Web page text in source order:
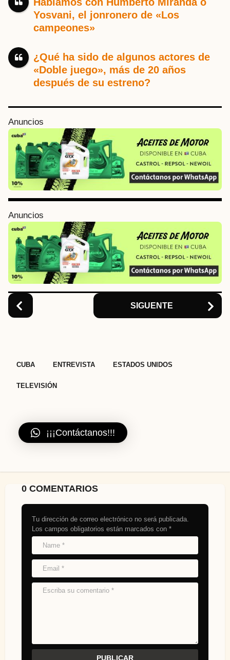
Yosvani, el jonronero de «Los
campeones»
¿Qué ha sido de algunos actores de
«Doble juego», más de 20 años
después de su estreno?
Anuncios
Anuncios
P
o
s
P
a
g
i
n
a
o
n
SIGUENTE
CUBA ENTREVISTA ESTADOS UNIDOS
TELEVISIÓN
¡¡¡Contáctanos!!!
0 COMENTARIOS
Tu dirección de correo electrónico no será publicada.
Los campos obligatorios están marcados con *